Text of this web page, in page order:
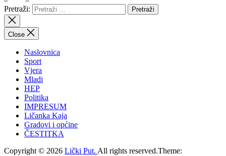
Pretraži:
Close
Naslovnica
Sport
Vjera
Mladi
HEP
Politika
IMPRESUM
Ličanka Kaja
Gradovi i općine
ČESTITKA
Copyright © 2026 Lički Put. All rights reserved.Theme: